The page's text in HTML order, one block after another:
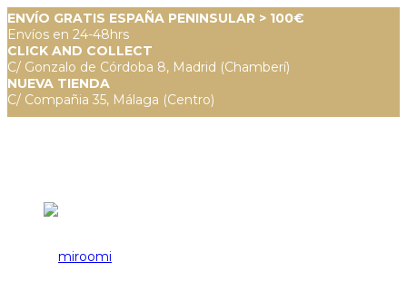
ENVÍO GRATIS ESPAÑA PENINSULAR > 100€
Envíos en 24-48hrs
CLICK AND COLLECT
C/ Gonzalo de Córdoba 8, Madrid (Chamberí)
NUEVA TIENDA
C/ Compañia 35, Málaga (Centro)